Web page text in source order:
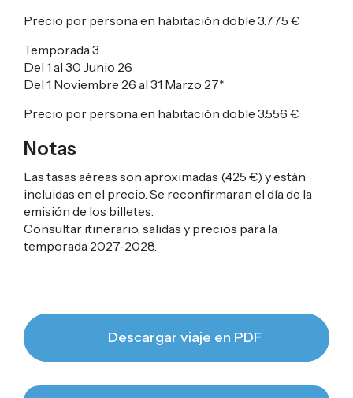
Precio por persona en habitación doble 3.775 €
Temporada 3
Del 1 al 30 Junio 26
Del 1 Noviembre 26 al 31 Marzo 27*
Precio por persona en habitación doble 3.556 €
Notas
Las tasas aéreas son aproximadas (425 €) y están
incluidas en el precio. Se reconfirmaran el día de la
emisión de los billetes.
Consultar itinerario, salidas y precios para la
temporada 2027-2028.
Descargar viaje en PDF